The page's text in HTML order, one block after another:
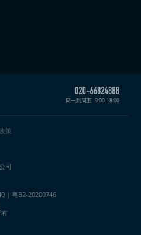
周一到周五 9:00-18:00
策
司
| 粤B2-20200746